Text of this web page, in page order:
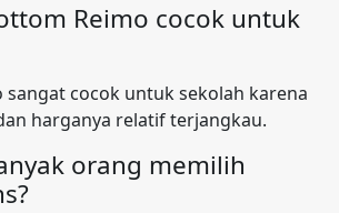
Reimo cocok untuk
sangat cocok untuk sekolah karena
harganya relatif terjangkau.
orang memilih